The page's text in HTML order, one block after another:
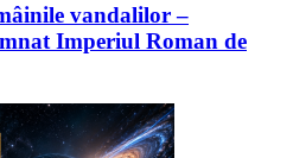
vandalilor –
Imperiul Roman de